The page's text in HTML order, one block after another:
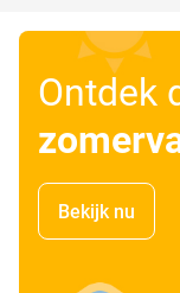
Ontdek
Bekijk nu